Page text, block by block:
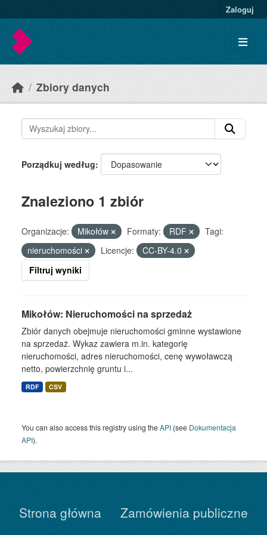
Zaloguj
Zbiory danych
Porządkuj według
Znaleziono 1 zbiór
Organizacje: Mikołów Formaty: RDF
Tagi:
nieruchomości
Licencje:
CC-BY-4.0
Filtruj wyniki
Mikołów: Nieruchomości na sprzedaż
Zbiór danych obejmuje nieruchomości gminne wystawione
na sprzedaż. Wykaz zawiera m.in. kategorię
nieruchomości, adres nieruchomości, cenę wywoławczą
netto, powierzchnię gruntu i...
RDF CSV
You can also access this registry using theAPI (see Dokumentacja
API).
Strona główna
Zamówienia publiczne